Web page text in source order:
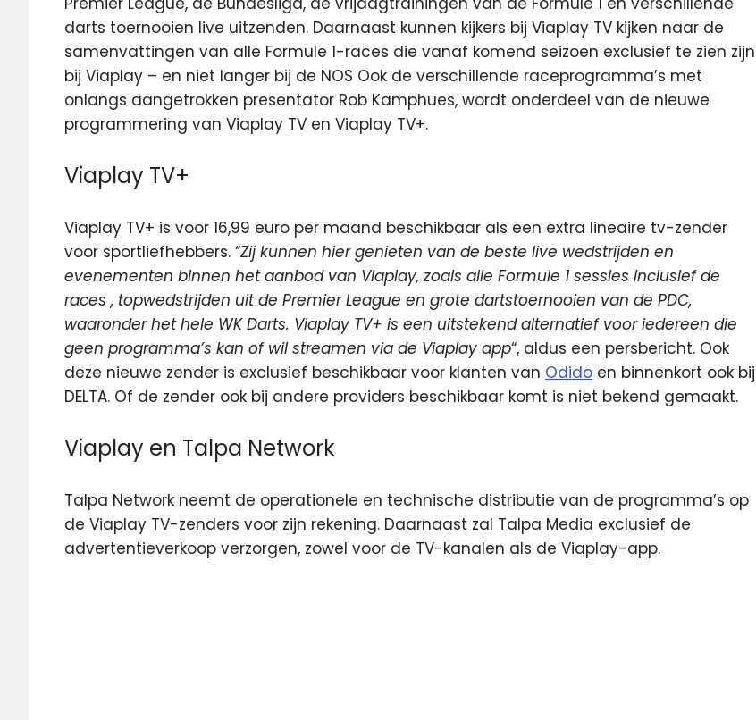
darts toernooien live uitzenden. Daarnaast kunnen kijkers bij Viaplay TV kijken naar de
samenvattingen van alle Formule 1-races die vanaf komend seizoen exclusief te zien zijn
bij Viaplay – en niet langer bij de NOS Ook de verschillende raceprogramma’s met
onlangs aangetrokken presentator Rob Kamphues, wordt onderdeel van de nieuwe
programmering van Viaplay TV en Viaplay TV+.
Viaplay TV+
Viaplay TV+ is voor 16,99 euro per maand beschikbaar als een extra lineaire tv-zender
voor sportliefhebbers. “Zij kunnen hier genieten van de beste live wedstrijden en
evenementen binnen het aanbod van Viaplay, zoals alle Formule 1 sessies inclusief de
races , topwedstrijden uit de Premier League en grote dartstoernooien van de PDC,
waaronder het hele WK Darts. Viaplay TV+ is een uitstekend alternatief voor iedereen die
geen programma’s kan of wil streamen via de Viaplay app“, aldus een persbericht. Ook
deze nieuwe zender is exclusief beschikbaar voor klanten van Odido en binnenkort ook bij
DELTA. Of de zender ook bij andere providers beschikbaar komt is niet bekend gemaakt.
Viaplay en Talpa Network
Talpa Network neemt de operationele en technische distributie van de programma’s op
de Viaplay TV-zenders voor zijn rekening. Daarnaast zal Talpa Media exclusief de
advertentieverkoop verzorgen, zowel voor de TV-kanalen als de Viaplay-app.